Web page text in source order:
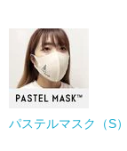
パステルマスク（S）